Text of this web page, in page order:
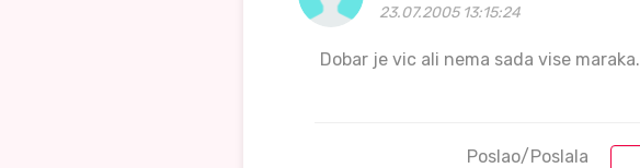
23.07.2005 13:15:24
Dobar je vic ali nema sada vise maraka.
Poslao/Poslala